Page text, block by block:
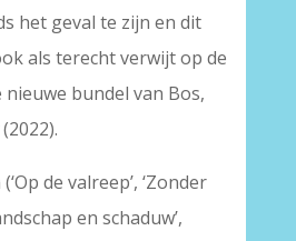
het geval te zijn en dit
als terecht verwijt op de
bundel van Bos,
de valreep’, ‘Zonder
en schaduw’,